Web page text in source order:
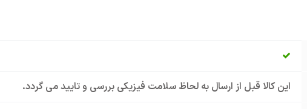
این کالا قبل از ارسال به لحاظ سلامت فیزیکی بررسی و تایید می گردد.